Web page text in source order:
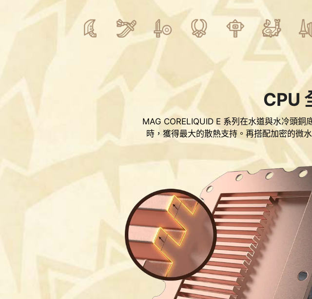
CPU
MAG CORELIQUID E 系列在水道與水冷頭
時，獲得最大的散熱支持。再搭配加密的微